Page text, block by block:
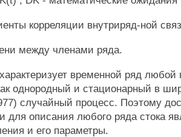
корреляции внутриряд-ной
между членами ряда.
временной ряд любой
однородный и стационарный в
случайный процесс. Поэтому
для описания любого ряда стока
и его параметры.